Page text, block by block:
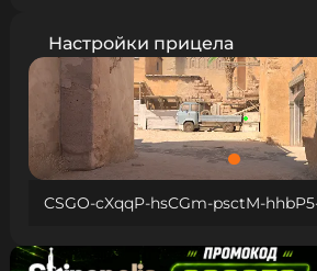
Настройки прицела
CSGO-cXqqP-hsCGm-psctM-